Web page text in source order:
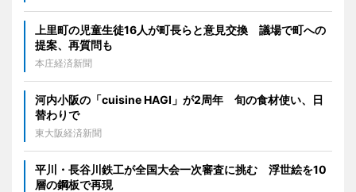
上里町の児童生徒16人が町長らと意見交換 議場で町への
提案、再質問も
本庄経済新聞
河内小阪の「cuisine HAGI」が2周年 旬の食材使い、日
替わりで
東大阪経済新聞
平川・長谷川鉄工が全国大会一次審査に挑む 浮世絵を10
層の鋼板で再現